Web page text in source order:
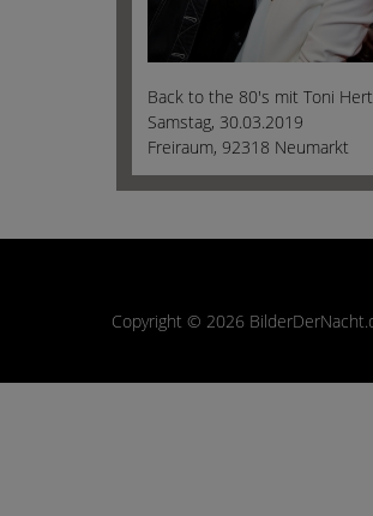
Back to the 80's mit Toni
Samstag, 30.03.2019
Freiraum, 92318 Neumarkt
Copyright © 2026